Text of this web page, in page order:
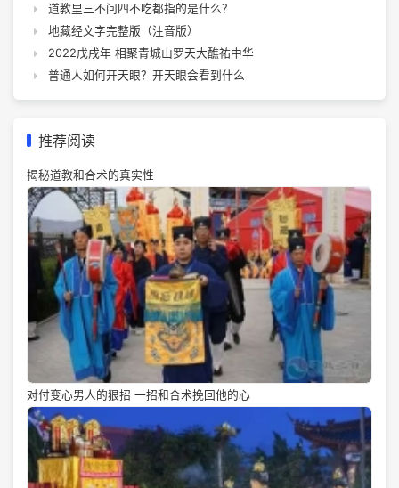
道教里三不问四不吃都指的是什么？
地藏经文字完整版（注音版）
2022戊戌年 相聚青城山罗天大醮祐中华
普通人如何开天眼？开天眼会看到什么
推荐阅读
揭秘道教和合术的真实性
对付变心男人的狠招 一招和合术挽回他的心